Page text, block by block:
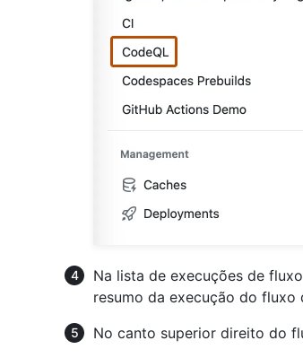
Na lista de execuções de
resumo da execução do fluxo
No canto superior direito do